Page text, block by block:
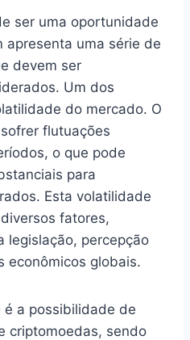
ser uma oportunidade
apresenta uma série de
devem ser
Um dos
do mercado. O
flutuações
o que pode
para
Esta volatilidade
fatores,
legislação, percepção
econômicos globais.
a possibilidade de
criptomoedas, sendo